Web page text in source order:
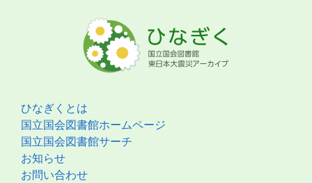
ひなぎくとは
国立国会図書館ホームページ
国立国会図書館サーチ
お知らせ
お問い合わせ